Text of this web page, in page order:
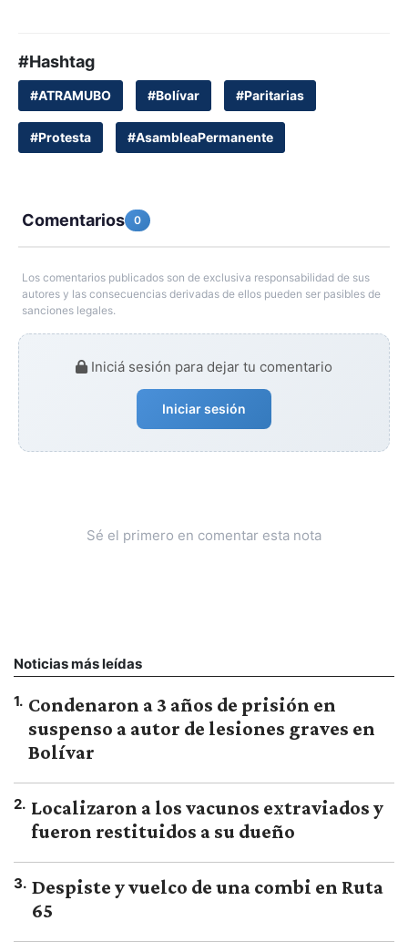
#Hashtag
#ATRAMUBO #Bolívar #Paritarias
#Protesta #AsambleaPermanente
Comentarios 0
Los comentarios publicados son de exclusiva responsabilidad de sus
autores y las consecuencias derivadas de ellos pueden ser pasibles de
sanciones legales.
Iniciá sesión para dejar tu comentario
Iniciar sesión
Sé el primero en comentar esta nota
Noticias más leídas
1. Condenaron a 3 años de prisión en
suspenso a autor de lesiones graves en
Bolívar
2. Localizaron a los vacunos extraviados y
fueron restituidos a su dueño
3. Despiste y vuelco de una combi en Ruta
65